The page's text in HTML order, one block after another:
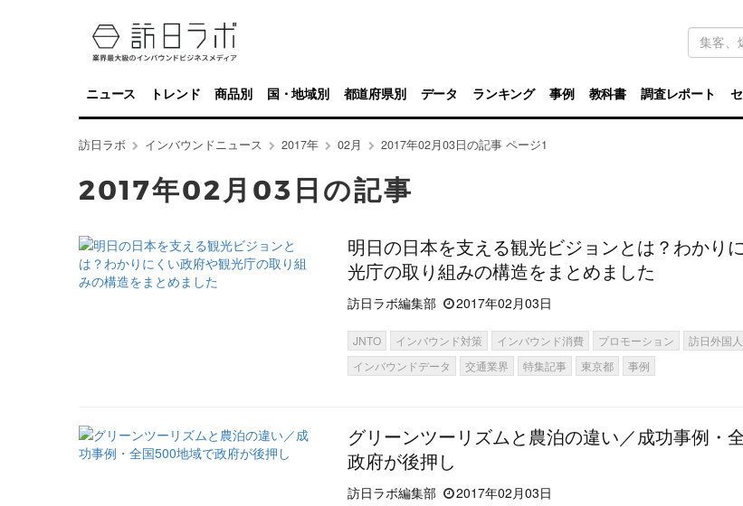
キ
ワ
ド
検
索
ニュース トレンド 商品別 国・地域別 都道府県別 データ ランキング 事例 教科書 調査レポート
訪日ラボ インバウンドニュース 2017年 02月 2017年02月03日の記事 ページ1
2017年02月03日の記事
明日の日本を支える観光ビジョンとは？わかり
光庁の取り組みの構造をまとめました
訪日ラボ編集部 2017年02月03日
JNTO インバウンド対策 インバウンド消費 プロモーション
訪日外国
インバウンドデータ
交通業界 特集記事 東京都 事例
グリーンツーリズムと農泊の違い／成功事例・
政府が後押し
訪日ラボ編集部 2017年02月03日